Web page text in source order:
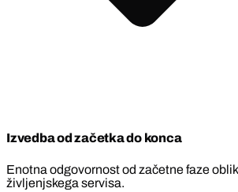
Izvedba od začetka do konca
Enotna odgovornost od začetne faze
življenjskega servisa.